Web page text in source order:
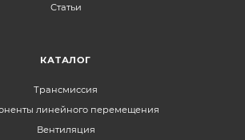
Статьи
КАТАЛОГ
Трансмиссия
линейного перемещения
Вентиляция